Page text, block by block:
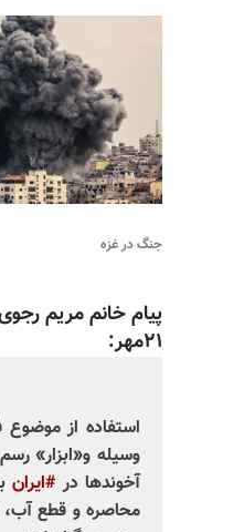
جنگ در غزه
پیام خانم مریم
۲۱مهر:
استفاده از
وسيله و«ابزار»
آخوندها در#ايران
محاصره و قطع